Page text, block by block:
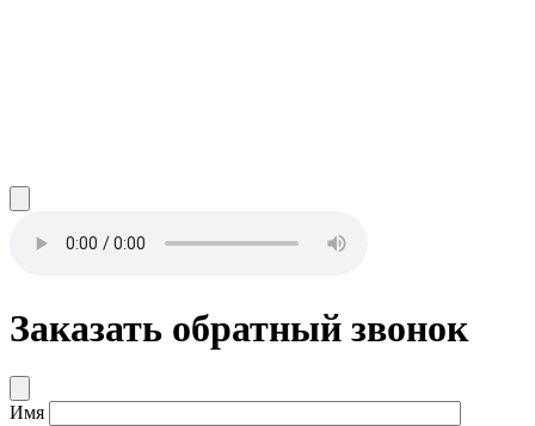
Заказать обратный звонок
Имя